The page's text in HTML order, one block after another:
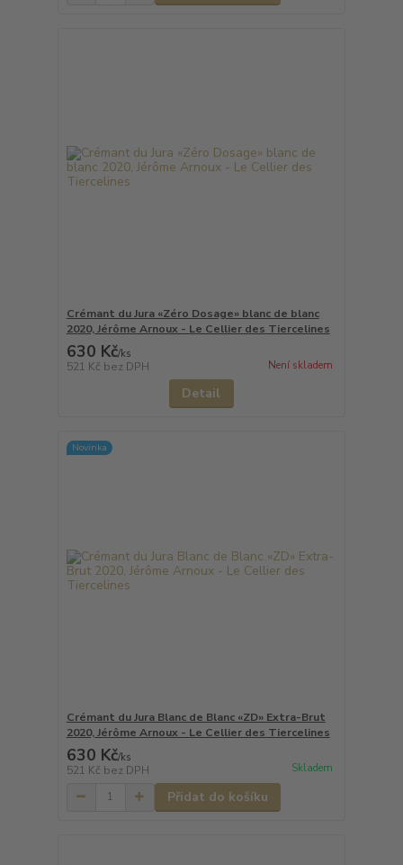
Crémant du Jura «Zéro Dosage» blanc de blanc
2020, Jérôme Arnoux - Le Cellier des Tiercelines
630 Kč/ks
521 Kč bez DPH Není skladem
Detail
Novinka
Crémant du Jura Blanc de Blanc «ZD» Extra-Brut
2020, Jérôme Arnoux - Le Cellier des Tiercelines
630 Kč/ks
521 Kč bez DPH Skladem
Přidat do košíku